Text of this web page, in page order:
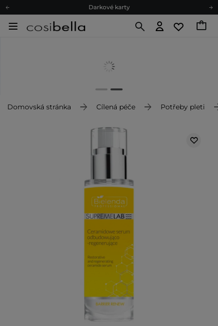
Darkové karty
Darkové karty
Domovská stránka Cílená péče Potřeby pleti